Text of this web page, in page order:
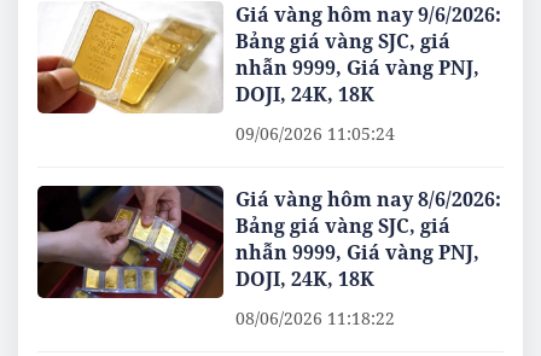
Giá vàng hôm nay 9/6/2026:
Bảng giá vàng SJC, giá
nhẫn 9999, Giá vàng PNJ,
DOJI, 24K, 18K
09/06/2026 11:05:24
Giá vàng hôm nay 8/6/2026:
Bảng giá vàng SJC, giá
nhẫn 9999, Giá vàng PNJ,
DOJI, 24K, 18K
08/06/2026 11:18:22